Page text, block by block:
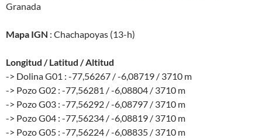
Granada
Mapa IGN : Chachapoyas (13-h)
Longitud / Latitud / Altitud
-> Dolina G01 : -77,56267 / -6,08719 / 3710 m
-> Pozo G02 : -77,56281 / -6,08804 / 3710 m
-> Pozo G03 : -77,56292 / -6,08797 / 3710 m
-> Pozo G04 : -77,56234 / -6,08819 / 3710 m
-> Pozo G05 : -77,56224 / -6,08835 / 3710 m